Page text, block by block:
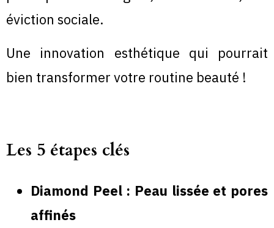
éviction sociale.
Une innovation esthétique qui pourrait
bien transformer votre routine beauté !
Les 5 étapes clés
Diamond Peel : Peau lissée et pores
affinés